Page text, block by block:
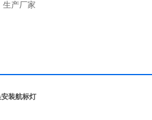
生产厂家
装航标灯